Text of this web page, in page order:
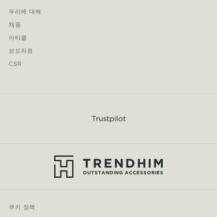
우리에 대해
채용
아티클
보도자료
CSR
Trustpilot
쿠키 정책